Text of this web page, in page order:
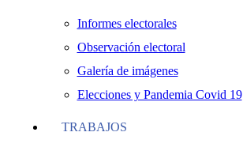
Informes electorales
Observación electoral
Galería de imágenes
Elecciones y Pandemia Covid 19
TRABAJOS